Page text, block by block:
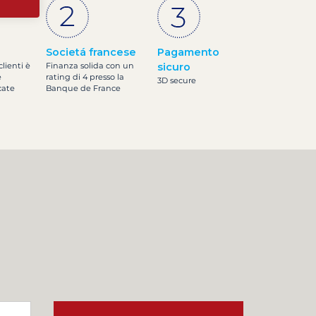
è
Societá francese
Finanza solida con un
rating di 4 presso la
Banque de France
Pagamento
sicuro
3D secure